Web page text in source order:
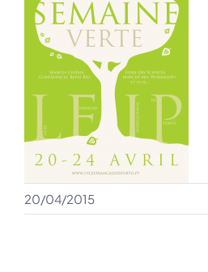
20/04/2015